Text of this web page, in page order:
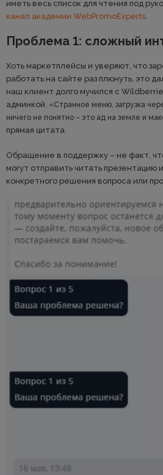
иметь весь список для чтения под
канал академии WebPromoExperts.
Проблема 1: сложный
Хоть маркетплейсы и уверяют, что
работать на сайте раз плюнуть, это
наш клиент долго мучился с
админкой. «Странное меню, загрузка
ничего не понятно – это ад на земле и
прямая цитата.
Обращение в поддержку – не факт,
могут отправить читать презентацию
конкретного решения вопроса или